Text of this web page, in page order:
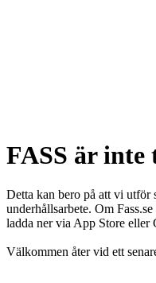
FASS är
Detta kan bero på att vi utför
underhållsarbete. Om
ladda ner via App Store eller
Välkommen åter vid ett